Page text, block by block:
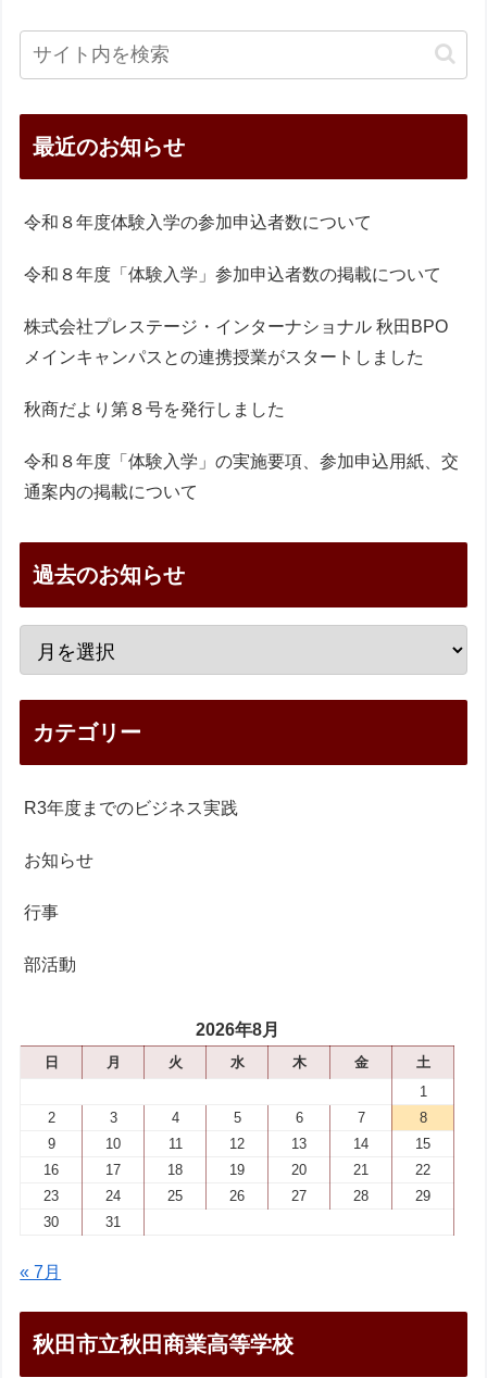
最近のお知らせ
令和８年度体験入学の参加申込者数について
令和８年度「体験入学」参加申込者数の掲載について
株式会社プレステージ・インターナショナル 秋田BPO
メインキャンパスとの連携授業がスタートしました
秋商だより第８号を発行しました
令和８年度「体験入学」の実施要項、参加申込用紙、交
通案内の掲載について
過去のお知らせ
カテゴリー
R3年度までのビジネス実践
お知らせ
行事
部活動
2026年8月
日 月 火 水 木 金
土
1
2
3 4 5 6 7
8
9
10 11 12 13 14
15
16
17 18 19 20 21
22
23
24 25 26 27 28
29
30
31
« 7月
秋田市立秋田商業高等学校